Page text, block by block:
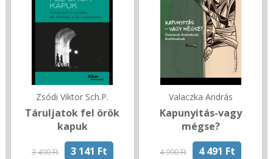
Zsódi Viktor Sch.P.
Táruljatok fel örök
kapuk
3 490 Ft 3 141 Ft
Valaczka András
Kapunyitás-vagy
mégse?
4 990 Ft 4 491 Ft